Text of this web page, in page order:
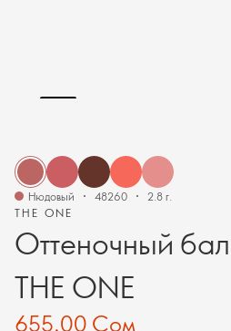
THE ONE
Оттеночный
THE ONE
Нюдовый 48260 2.8 г.
655.00 Сом